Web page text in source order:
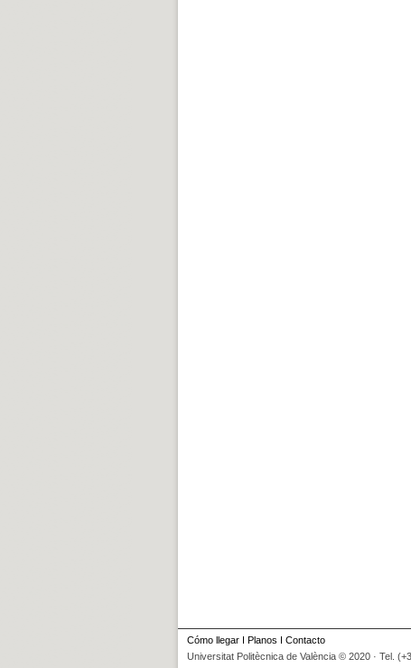
Cómo llegar I Planos I Contacto
Universitat Politècnica de València © 2020 · Tel.